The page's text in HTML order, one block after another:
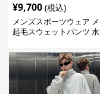
¥9,700 (税込)
メンズスポーツウェア
起毛スウェットパンツ